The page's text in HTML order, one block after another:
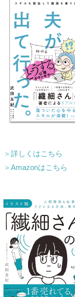
＞詳しくはこちら
＞Amazonはこちら